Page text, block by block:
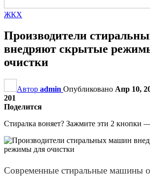
ЖКХ
Производители
внедряют скрытые
очистки
Автор admin Опубликовано Апр 10,
201
Поделится
Стиралка воняет? Зажмите эти 2 кнопки
Современные стиральные машины